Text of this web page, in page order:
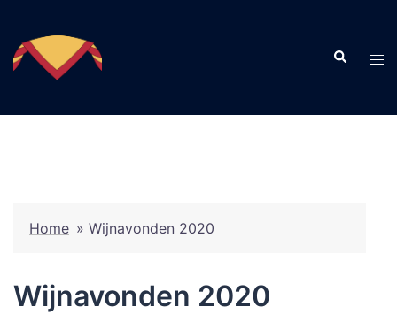
content
Search
Home » Wijnavonden 2020
Wijnavonden 2020